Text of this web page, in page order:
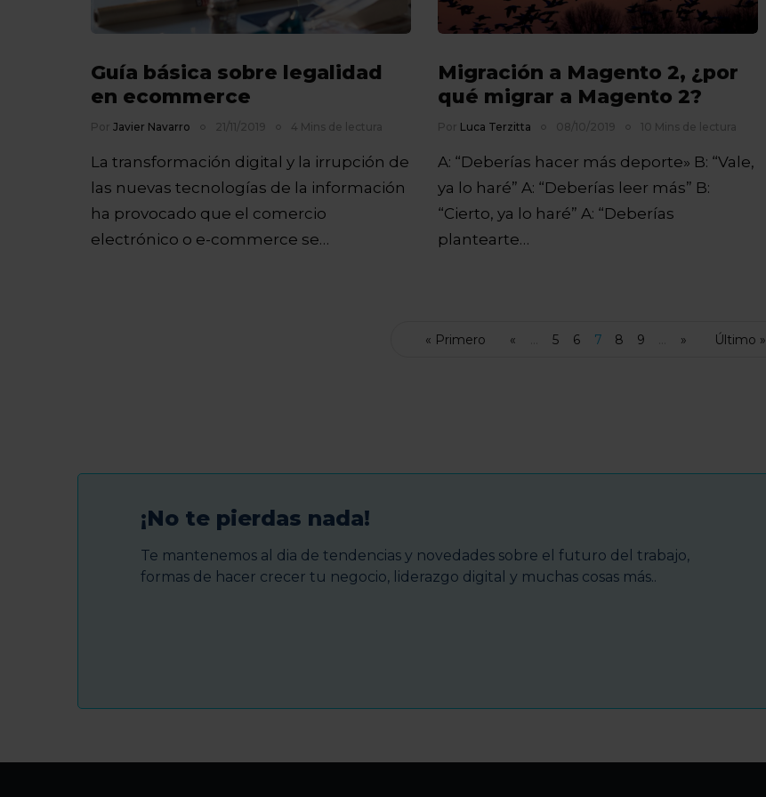
Guía básica sobre legalidad
en ecommerce
Por Javier Navarro 21/11/2019 4 Mins de lectura
La transformación digital y la irrupción de
las nuevas tecnologías de la información
ha provocado que el comercio
electrónico o e-commerce se…
Migración a Magento 2, ¿por
qué migrar a Magento 2?
Por Luca Terzitta 08/10/2019 10 Mins de lectura
A: “Deberías hacer más deporte» B: “Vale,
ya lo haré” A: “Deberías leer más” B:
“Cierto, ya lo haré” A: “Deberías
plantearte…
« Primero « 5 6 7 8 9 » Último »
¡No te pierdas nada!
Te mantenemos al dia de tendencias y novedades sobre el futuro del trabajo,
formas de hacer crecer tu negocio, liderazgo digital y muchas cosas más..